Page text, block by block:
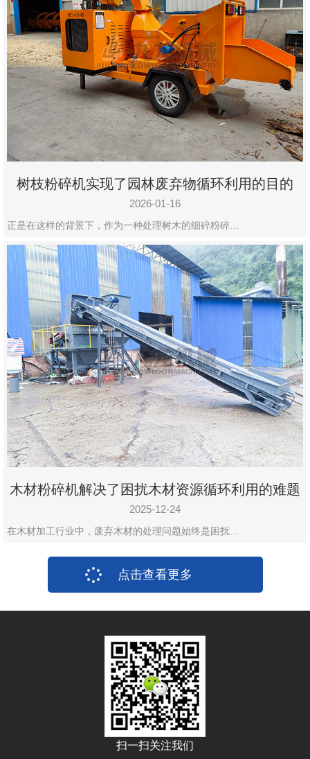
树枝粉碎机实现了园林废弃物循环利用的目的
2026-01-16
正是在这样的背景下，作为一种处理树木的细碎粉碎…
木材粉碎机解决了困扰木材资源循环利用的难题
2025-12-24
在木材加工行业中，废弃木材的处理问题始终是困扰…
点击查看更多
扫一扫关注我们